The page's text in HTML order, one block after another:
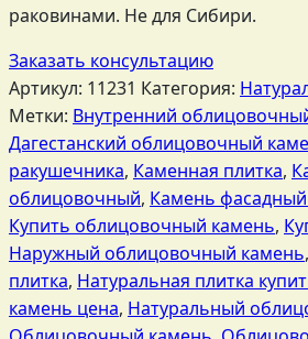
раковинами. Не для Сибири.
Заказать консультацию
Артикул: 11231 Категория:
Метки: Внутренний
Дагестанский облицовочный
ракушечника, Каменная плитка,
облицовочный, Камень
Купить облицовочный камень,
Наружный облицовочный камень,
плитка, Натуральная плитка
камень цена, Натуральный